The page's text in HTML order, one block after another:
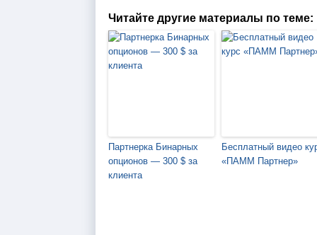
Читайте другие материалы по теме:
Партнерка Бинарных
опционов — 300 $ за
клиента
Бесплатный видео
«ПАММ Партнер»